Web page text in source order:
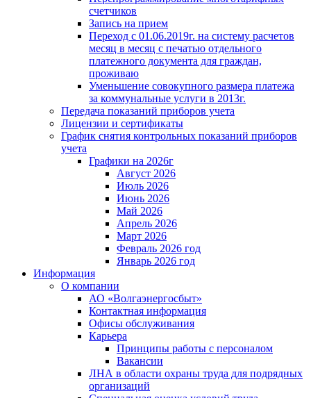
счетчиков
Запись на прием
Переход с 01.06.2019г. на систему расчетов
месяц в месяц с печатью отдельного
платежного документа для граждан,
проживаю
Уменьшение совокупного размера платежа
за коммунальные услуги в 2013г.
Передача показаний приборов учета
Лицензии и сертификаты
График снятия контрольных показаний приборов
учета
Графики на 2026г
Август 2026
Июль 2026
Июнь 2026
Май 2026
Апрель 2026
Март 2026
Февраль 2026 год
Январь 2026 год
Информация
О компании
АО «Волгаэнергосбыт»
Контактная информация
Офисы обслуживания
Карьера
Принципы работы с персоналом
Вакансии
ЛНА в области охраны труда для подрядных
организаций